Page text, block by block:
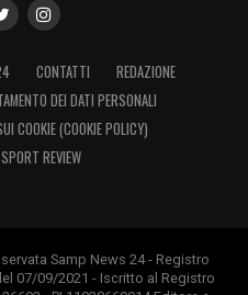
CONTATTI
REDAZIONE
DEI DATI PERSONALI
COOKIE (COOKIE POLICY)
REVIEW
Samp News 24 - Registro
07/09/2021 - Iscritto al Registro